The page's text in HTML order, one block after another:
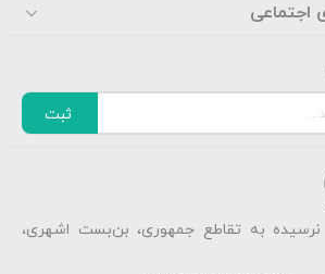
اجتماعی
ثبت
نرسیده به تقاطع جمهوری، بن‌بست اشهری،